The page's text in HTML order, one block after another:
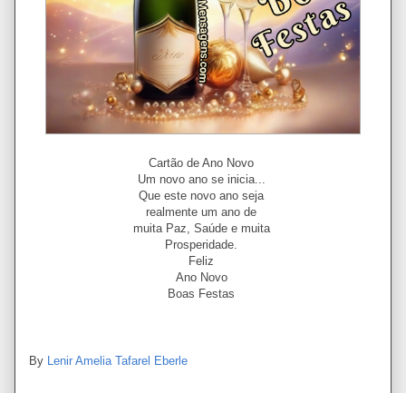
Cartão de Ano Novo
Um novo ano se inicia...
Que este novo ano seja
realmente um ano de
muita Paz, Saúde e muita
Prosperidade.
Feliz
Ano Novo
Boas Festas
By Lenir Amelia Tafarel Eberle